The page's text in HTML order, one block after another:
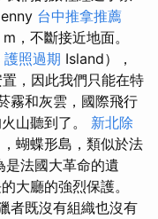
台中推拿推薦
m，不斷接近地面。
護照過期 Island），
，因此我們只能在特
霧和灰雲，國際飛行
山聽到了。 新北除
蝴蝶形島，類似於法
是法國大革命的遺
大廳的強烈保護。
者既沒有組織也沒有